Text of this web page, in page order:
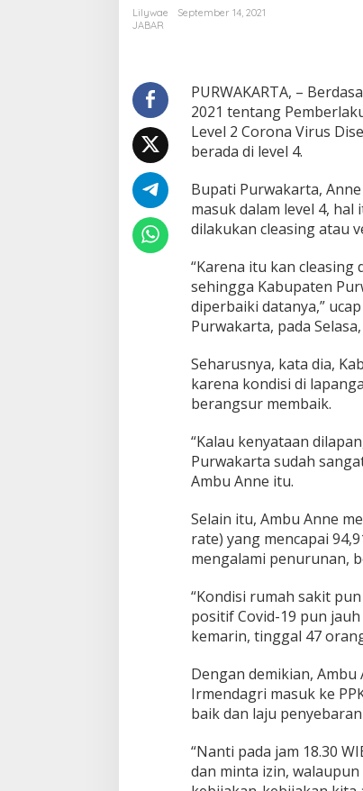
Lilywae
September 14, 2021
JABAR
PURWAKARTA, –
2021 tentang
Level 2 Corona Virus
berada di level 4.
Bupati Purwakarta,
masuk dalam level 4,
dilakukan cleasing atau
“Karena itu kan
sehingga Kabupaten
diperbaiki datanya,”
Purwakarta, pada
Seharusnya, kata dia,
karena kondisi di
berangsur membaik.
“Kalau kenyataan
Purwakarta sudah
Ambu Anne itu.
Selain itu, Ambu Anne
rate) yang mencapai
mengalami penurunan,
“Kondisi rumah sakit
positif Covid-19 pun
kemarin, tinggal 47
Dengan demikian,
Irmendagri masuk ke
baik dan laju
“Nanti pada jam 18.30
dan minta izin,